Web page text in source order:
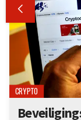

CRYPTO